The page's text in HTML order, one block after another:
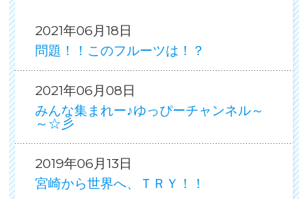
2021年06月18日
問題！！このフルーツは！？
2021年06月08日
みんな集まれー♪ゆっぴーチャンネル～
～☆彡
2019年06月13日
宮崎から世界へ、ＴＲＹ！！